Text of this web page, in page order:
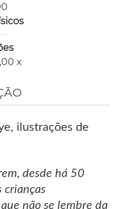
x
ilustrações de
desde há 50
crianças
não se lembre da